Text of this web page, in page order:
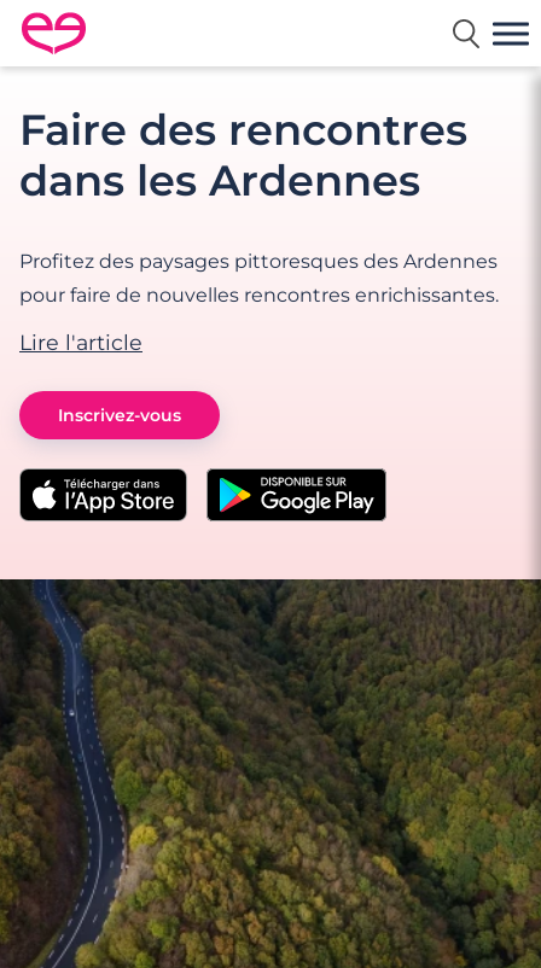
Rencontre en France avec Meetic
Faire des rencontres
dans les Ardennes
Profitez des paysages pittoresques des Ardennes
pour faire de nouvelles rencontres enrichissantes.
Lire l'article
Inscrivez-vous